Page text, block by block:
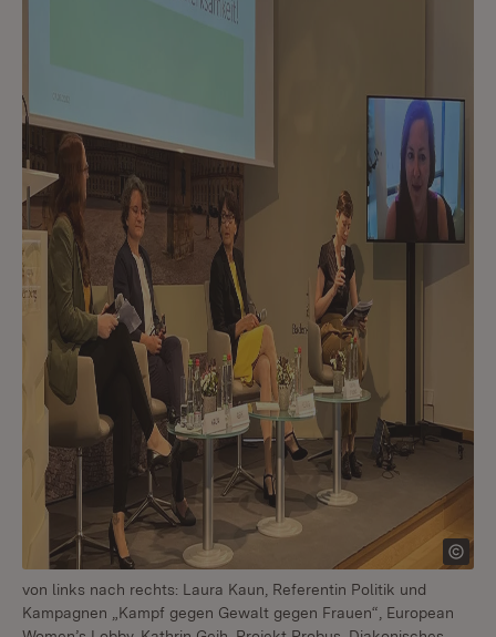
von links nach rechts: Laura Kaun, Referentin Politik und
Kampagnen „Kampf gegen Gewalt gegen Frauen“, European